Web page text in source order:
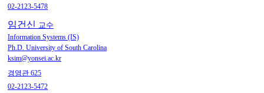
02-2123-5478
임건신 교수
Information Systems (IS)
Ph.D. University of South Carolina
ksim@yonsei.ac.kr
경영관 625
02-2123-5472